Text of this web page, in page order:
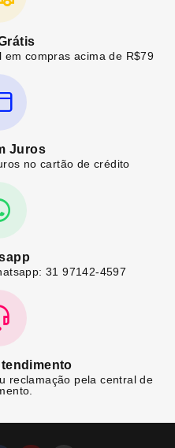
compras acima de R$79
Juros
no cartão de crédito
31 97142-4597
reclamação pela central de